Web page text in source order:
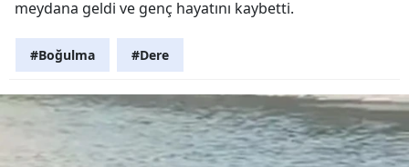
meydana geldi ve genç hayatını kaybetti.
#Boğulma #Dere